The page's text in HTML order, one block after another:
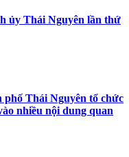
ủy Thái Nguyên lần thứ
Thái Nguyên tổ chức
nhiều nội dung quan